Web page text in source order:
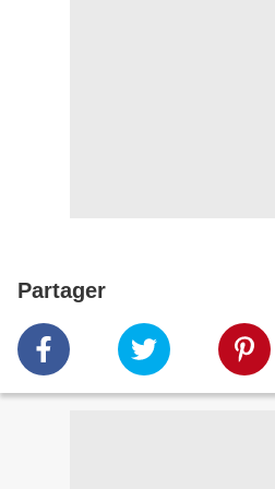
Partager